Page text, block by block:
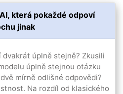
která pokaždé odpoví
jinak
dvakrát úplně stejně? Zkusili
úplně stejnou otázku
mírně odlišné odpovědi?
Na rozdíl od klasického